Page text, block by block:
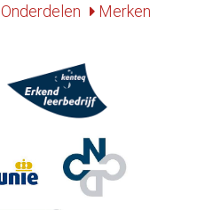
Onderdelen Merken